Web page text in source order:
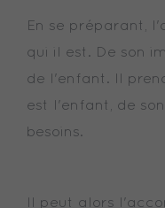
En se préparant,
qui il est. De son
de l'enfant. Il
est l'enfant, de
besoins.
Il peut alors